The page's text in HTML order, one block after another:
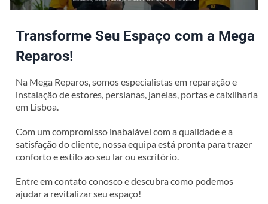
Transforme Seu Espaço com a Mega
Reparos!
Na Mega Reparos, somos especialistas em reparação e
instalação de estores, persianas, janelas, portas e caixilharia
em Lisboa.
Com um compromisso inabalável com a qualidade e a
satisfação do cliente, nossa equipa está pronta para trazer
conforto e estilo ao seu lar ou escritório.
Entre em contato conosco e descubra como podemos
ajudar a revitalizar seu espaço!